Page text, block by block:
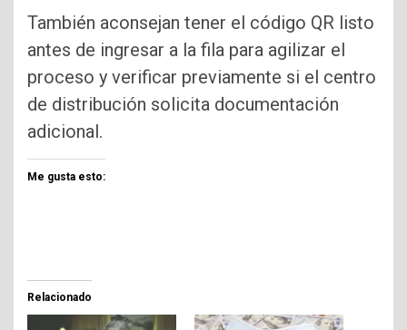
También aconsejan tener el código QR listo
antes de ingresar a la fila para agilizar el
proceso y verificar previamente si el centro
de distribución solicita documentación
adicional.
Me gusta esto:
Relacionado